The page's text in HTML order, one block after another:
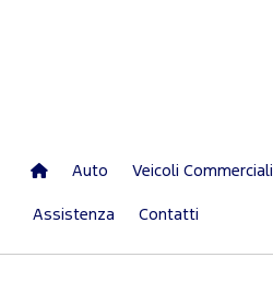
Auto Veicoli Commerciali
Assistenza Contatti